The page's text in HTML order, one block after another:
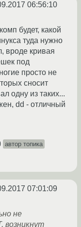
06:56:10
будет, какой
туда нужно
вроде кривая
под
просто не
сносит
одну из таких...
dd - отличный
автор топика
07:01:09
не
возникнут